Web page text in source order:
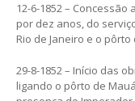
12-6-1852 –
por dez anos, do
Rio de Janeiro e o pôrto
29-8-1852 – Início das
ligando o pôrto de